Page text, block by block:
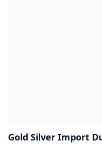
Gold Silver Import